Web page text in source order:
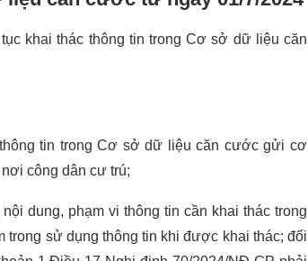
khai thác thông tin trong Cơ sở dữ liệu căn
tin trong Cơ sở dữ liệu căn cước gửi cơ
công dân cư trú;
dung, phạm vi thông tin cần khai thác trong
sử dụng thông tin khi được khai thác; đối